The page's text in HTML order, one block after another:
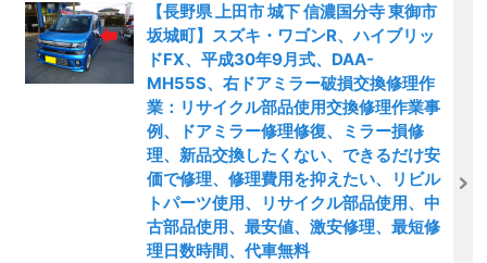
【長野県 上田市 城下 信濃国分寺 東御市
坂城町】スズキ・ワゴンR、ハイブリッ
ドFX、平成30年9月式、DAA-
MH55S、右ドアミラー破損交換修理作
業：リサイクル部品使用交換修理作業事
例、ドアミラー修理修復、ミラー損修
理、新品交換したくない、できるだけ安
価で修理、修理費用を抑えたい、リビル
トパーツ使用、リサイクル部品使用、中
古部品使用、最安値、激安修理、最短修
理日数時間、代車無料